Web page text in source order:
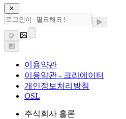
이용약관
이용약관 - 크리에이터
개인정보처리방침
OSL
주식회사 홀론